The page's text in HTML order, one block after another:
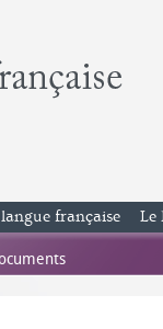
française Le